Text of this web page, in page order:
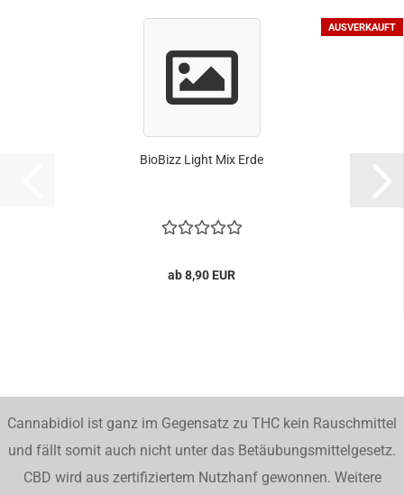
AUSVERKAUFT
BioBizz Light Mix Erde
ab 8,90 EUR
Cannabidiol ist ganz im Gegensatz zu THC kein Rauschmittel
und fällt somit auch nicht unter das Betäubungsmittelgesetz.
CBD wird aus zertifiziertem Nutzhanf gewonnen. Weitere